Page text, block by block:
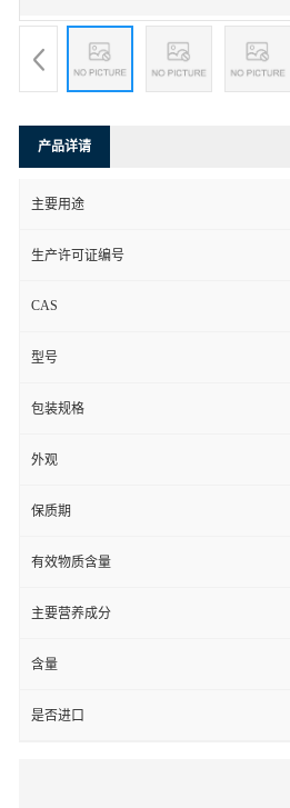
产品详请
主要用途
生产许可证编号
CAS
型号
包装规格
外观
保质期
有效物质含量
主要营养成分
含量
是否进口